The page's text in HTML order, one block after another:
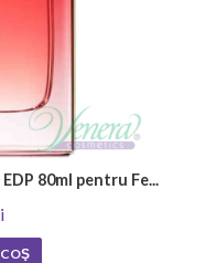
80ml pentru Fe...